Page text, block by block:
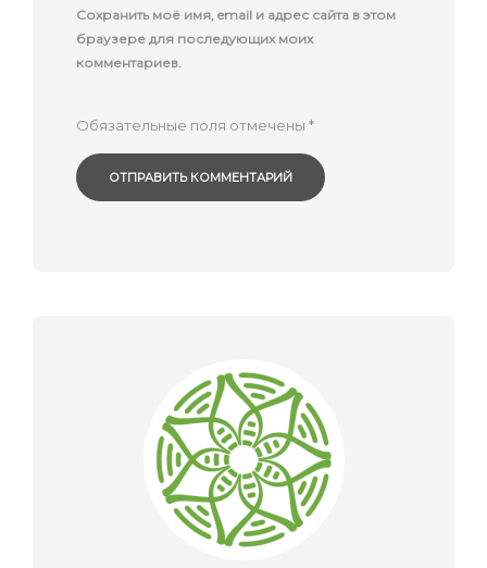
Сохранить моё имя, email и адрес сайта в этом
браузере для последующих моих
комментариев.
Обязательные поля отмечены *